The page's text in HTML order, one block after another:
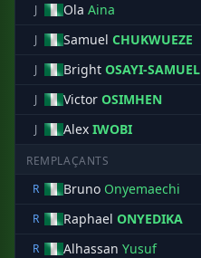
J
Ola Aina
J
Samuel CHUKWUEZE
J
Bright OSAYI-SAMUEL
J
Victor OSIMHEN
J
Alex IWOBI
REMPLAÇANTS
R
Bruno Onyemaechi
R
Raphael ONYEDIKA
R
Alhassan Yusuf